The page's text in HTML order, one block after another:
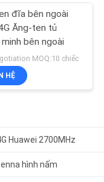
đĩa bên ngoài
Ăng-ten tủ
bên ngoài
MOQ:10 chiếc
HỆ
Huawei 2700MHz
hình nấm